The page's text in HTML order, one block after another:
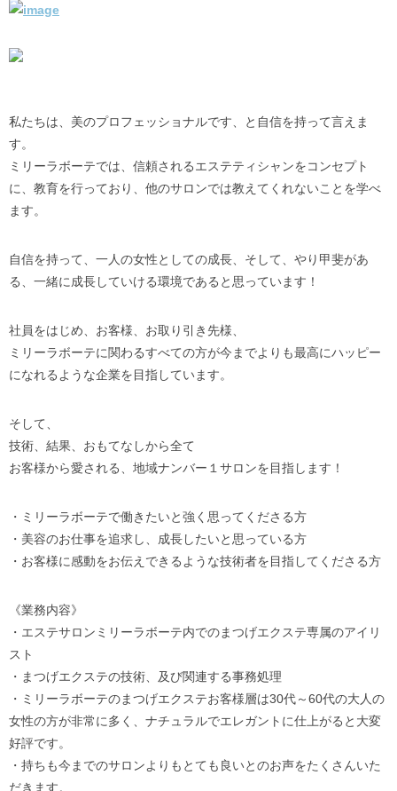
私たちは、美のプロフェッショナルです、と自信を持って言えま
す。
ミリーラボーテでは、信頼されるエステティシャンをコンセプト
に、教育を行っており、他のサロンでは教えてくれないことを学べ
ます。
自信を持って、一人の女性としての成長、そして、やり甲斐があ
る、一緒に成長していける環境であると思っています！
社員をはじめ、お客様、お取り引き先様、
ミリーラボーテに関わるすべての方が今までよりも最高にハッピー
になれるような企業を目指しています。
そして、
技術、結果、おもてなしから全て
お客様から愛される、地域ナンバー１サロンを目指します！
・ミリーラボーテで働きたいと強く思ってくださる方
・美容のお仕事を追求し、成長したいと思っている方
・お客様に感動をお伝えできるような技術者を目指してくださる方
《業務内容》
・エステサロンミリーラボーテ内でのまつげエクステ専属のアイリ
スト
・まつげエクステの技術、及び関連する事務処理
・ミリーラボーテのまつげエクステお客様層は30代～60代の大人の
女性の方が非常に多く、ナチュラルでエレガントに仕上がると大変
好評です。
・持ちも今までのサロンよりもとても良いとのお声をたくさんいた
だきます。